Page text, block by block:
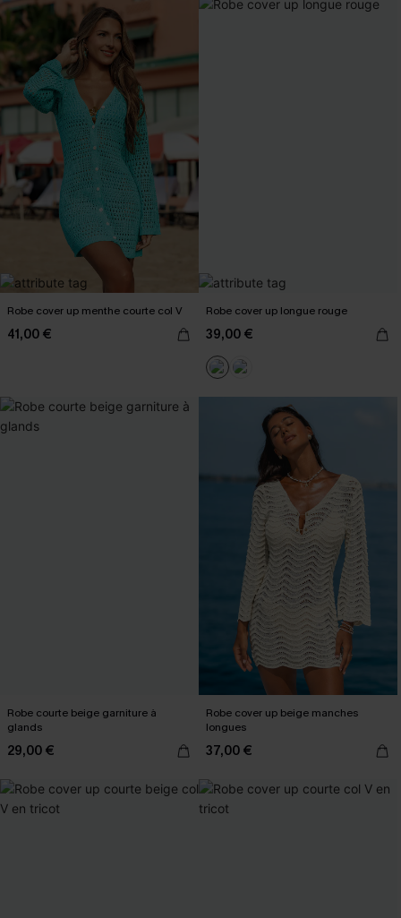
Robe cover up menthe courte col V
41,00 €
Robe cover up longue rouge
39,00 €
Robe courte beige garniture à
glands
29,00 €
Robe cover up beige manches
longues
37,00 €